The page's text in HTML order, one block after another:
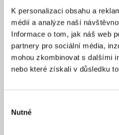
K personalizaci obsahu a
médií a analýze naší
Informace o tom, jak náš web
partnery pro sociální média,
mohou zkombinovat s dalšími
nebo které získali v důsledku
souhlasu
Nutné
Amfiteátr v Ústí nad Labem
Autor: Josef Růžička
Altán pod kaštany
vesničce Úsilné přes deset let.
zpracovalo architektonickou